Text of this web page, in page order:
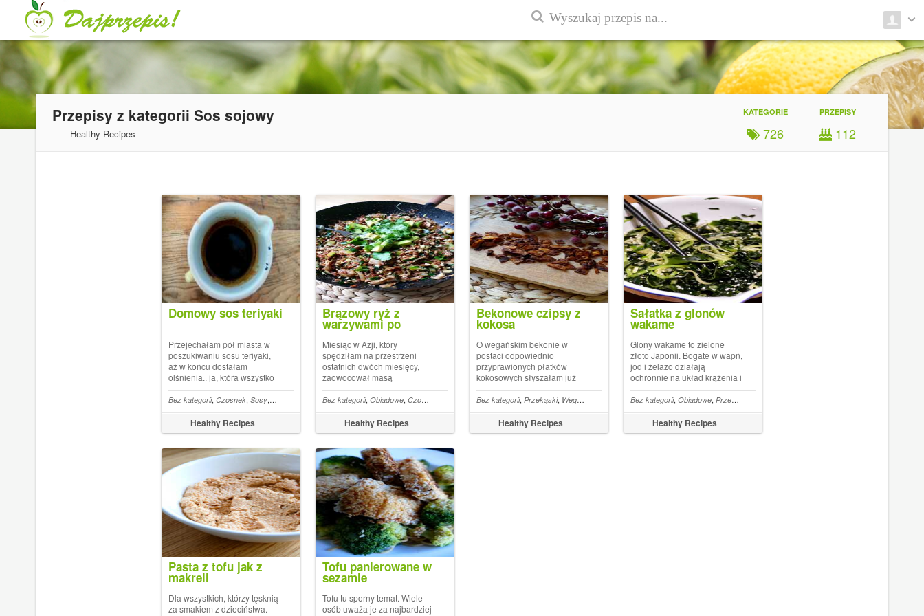
Przepisy z kategorii Sos sojowy
Healthy Recipes
PRZEPISY
112
KATEGORIE
726
Domowy sos teriyaki
Przejechałam pół miasta w
poszukiwaniu sosu teriyaki,
aż w końcu dostałam
olśnienia.. ja, która wszystko
staram się przygotowywać od
podstaw.. dlaczego nie mogę
sosu zrobić w domu!?
Przecież to tak proste i
smaczne! Sos możecie dodać
Healthy Recipes
Bez kategorii, Czosnek, Sosy, Sos sojowy Miód,Sos,Imbir ,Soja,Sos teriyaki
Brązowy ryż z
warzywami po
azjatycku
Miesiąc w Azji, który
spędziłam na przestrzeni
ostatnich dwóch miesięcy,
zaowocował masą
orientalnych przepisów.
Wyjazd do Wietnamu i
Kambodży planowałam już
dawno, ale styczniowy pobyt
na indonezyjskim Bali to
która jeszcze b...
Healthy Recipes
Bez kategorii, Obiadowe, Czosnek Cukinia,Sos sojowy,Ryż,Pieczarki Avocado,Azjatycka kuchnia,Brązowy ryż
Bekonowe czipsy z
kokosa
O wegańskim bekonie w
postaci odpowiednio
przyprawionych płatków
kokosowych słyszałam już
dawno temu. Od kilku
miesięcy w szafce czekało
nawet ich całe opakowanie,
ale ciągle odkładałam ten
przepis, bo zupełnie nie
Healthy Recipes
Bez kategorii, Przekąski, Wegańskie Papryka,Sos sojowy, Kokos,Chipsy,Czipsy
Sałatka z glonów
wakame
Glony wakame to zielone
złoto Japonii. Bogate w wapń,
jod i żelazo działają
ochronnie na układ krążenia i
wspomagają odchudzanie.
Ich cena może odstraszać, ale
jeśli weźmiemy pod uwagę to,
że z jednego opakowania
(100 gr) nakarmimy ponad 10
Healthy Recipes
Bez kategorii, Obiadowe, Przekąski
Pasta z tofu jak z
makreli
Dla wszystkich, którzy tęsknią
za smakiem z dzieciństwa.
Tofu panierowane w
sezamie
Tofu tu sporny temat. Wiele
osób uważa je za najbardziej